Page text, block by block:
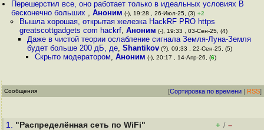
Перешерстил все, оно работает только в идеальных условиях В
бесконечно больших ,Аноним (-), 19:28 , 26-Июл-25, (3) +2
Вышла хорошая, открытая железка HackRF PRO https
greatscottgadgets com hackrf, Аноним (-), 19:33 , 03-Сен-25, (4)
Даже в чистой теории ослабление сигнала Земля-Луна-Земля
будет больше 200 дБ, де, Shantikov(?), 09:33 , 22-Сен-25, (5)
Скрыто модератором,Аноним (-), 20:17 , 14-Апр-26, (6)
Сообщения [Сортировка по времени | RSS]
1. "Распределённая сеть по WiFi" + / –